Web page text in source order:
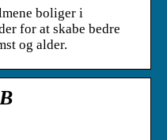
boliger i
for at skabe bedre
og alder.